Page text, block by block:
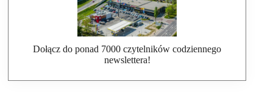
Dołącz do ponad 7000 czytelników codziennego
newslettera!